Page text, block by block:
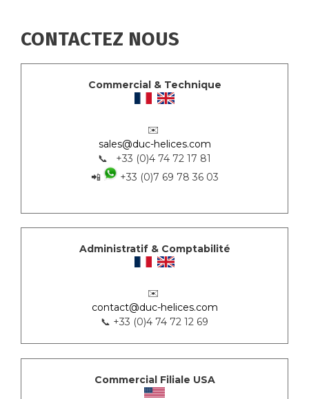
CONTACTEZ NOUS
Commercial & Technique
✉️
sales@duc-helices.com
📞 +33 (0)4 74 72 17 81
📲
+33 (0)7 69 78 36 03
Administratif & Comptabilité
✉️
contact@duc-helices.com
📞 +33 (0)4 74 72 12 69
Commercial Filiale USA